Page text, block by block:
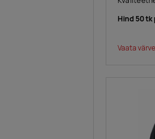
Hind 50
Vaata värve